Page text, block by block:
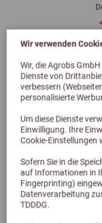
Wir verwenden
Wir, die Agrobs
Dienste von
verbessern
personalisierte
Um diese Dienste
Einwilligung. Ihre
Cookie-Einstellungen
Sofern Sie in die
auf Informationen in
Fingerprinting)
Datenverarbeitung
TDDDG.